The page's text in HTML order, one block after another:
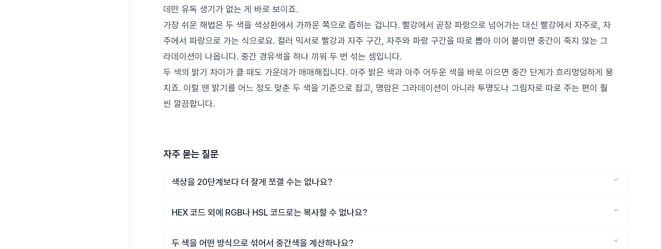
데만 유독 생기가 없는 게 바로 보이죠.
가장 쉬운 해법은 두 색을 색상환에서 가까운 쪽으로 좁히는 겁니다. 빨강에서 곧장 파랑으로 넘어가는 대신 빨강에서 자주로, 자
주에서 파랑으로 가는 식으로요. 컬러 믹서로 빨강과 자주 구간, 자주와 파랑 구간을 따로 뽑아 이어 붙이면 중간이 죽지 않는 그
라데이션이 나옵니다. 중간 경유색을 하나 끼워 두 번 섞는 셈입니다.
두 색의 밝기 차이가 클 때도 가운데가 애매해집니다. 아주 밝은 색과 아주 어두운 색을 바로 이으면 중간 단계가 흐리멍덩하게 뭉
치죠. 이럴 땐 밝기를 어느 정도 맞춘 두 색을 기준으로 잡고, 명암은 그라데이션이 아니라 투명도나 그림자로 따로 주는 편이 훨
씬 깔끔합니다.
자주 묻는 질문
색상을 20단계보다 더 잘게 쪼갤 수는 없나요?
HEX 코드 외에 RGB나 HSL 코드로는 복사할 수 없나요?
두 색을 어떤 방식으로 섞어서 중간색을 계산하나요?